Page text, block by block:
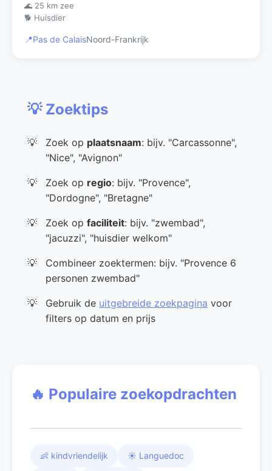
🌊 25 km zee
🐕 Huisdier
📍Pas de CalaisNoord-Frankrijk
💡 Zoektips
Zoek op plaatsnaam: bijv. "Carcassonne",
"Nice", "Avignon"
Zoek op regio: bijv. "Provence",
"Dordogne", "Bretagne"
Zoek op faciliteit: bijv. "zwembad",
"jacuzzi", "huisdier welkom"
Combineer zoektermen: bijv. "Provence 6
personen zwembad"
Gebruik de uitgebreide zoekpagina voor
filters op datum en prijs
🔥 Populaire zoekopdrachten
👶 kindvriendelijk ☀️ Languedoc